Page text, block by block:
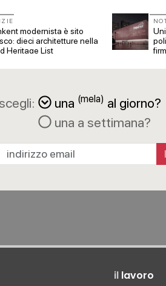
modernista è sito
dieci architetture nella
Heritage List
scegli: una (mela) al giorno?
una a settimana?
il lavoro